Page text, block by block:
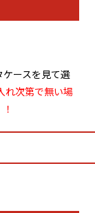
ースを見て選
れ次第で無い場